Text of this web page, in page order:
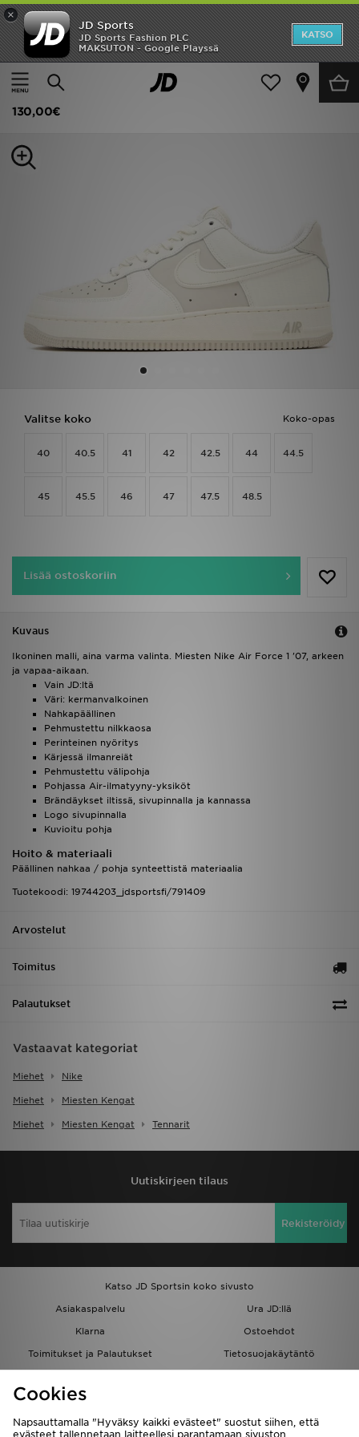
×
JD Sports
JD Sports Fashion PLC
MAKSUTON - Google Playssä
KATSO
Etusivu
Miehet Miesten kengät Tennarit
Nike Air Force 1 '07 Miehet
130,00€
Koko-opas
Valitse koko
40 40.5 41 42 42.5 44 44.5
45 45.5 46 47 47.5 48.5
Lisää ostoskoriin
Kuvaus
Ikoninen malli, aina varma valinta. Miesten Nike Air Force 1 '07, arkeen
ja vapaa-aikaan.
Vain JD:ltä
Väri: kermanvalkoinen
Nahkapäällinen
Pehmustettu nilkkaosa
Perinteinen nyöritys
Kärjessä ilmanreiät
Pehmustettu välipohja
Pohjassa Air-ilmatyyny-yksiköt
Brändäykset iltissä, sivupinnalla ja kannassa
Logo sivupinnalla
Kuvioitu pohja
Hoito & materiaali
Päällinen nahkaa / pohja synteettistä materiaalia
Tuotekoodi: 19744203_jdsportsfi/791409
Arvostelut
Toimitus
Palautukset
Vastaavat kategoriat
Miehet Nike
Miehet Miesten Kengat
Miehet Miesten Kengat Tennarit
Uutiskirjeen tilaus
Rekisteröidy
Katso JD Sportsin koko sivusto
Asiakaspalvelu
Ura JD:llä
Klarna
Ostoehdot
Toimitukset ja Palautukset
Tietosuojakäytäntö
Löydä myymälä
Kumppanuusohjelma
JD Blog
Etusivu
Ale
Miehet
Tuotemerkit
Cookies
Napsauttamalla "Hyväksy kaikki evästeet" suostut siihen, että
evästeet tallennetaan laitteellesi parantamaan sivuston